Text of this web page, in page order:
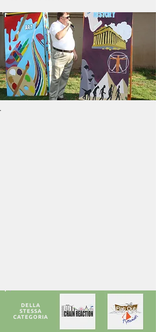
DELLA
STESSA
CATEGORIA